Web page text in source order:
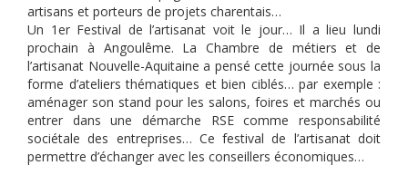
artisans et porteurs de projets charentais…
Un 1er Festival de l’artisanat voit le jour… Il a lieu lundi
prochain à Angoulême. La Chambre de métiers et de
l’artisanat Nouvelle-Aquitaine a pensé cette journée sous la
forme d’ateliers thématiques et bien ciblés… par exemple :
aménager son stand pour les salons, foires et marchés ou
entrer dans une démarche RSE comme responsabilité
sociétale des entreprises… Ce festival de l’artisanat doit
permettre d’échanger avec les conseillers économiques…